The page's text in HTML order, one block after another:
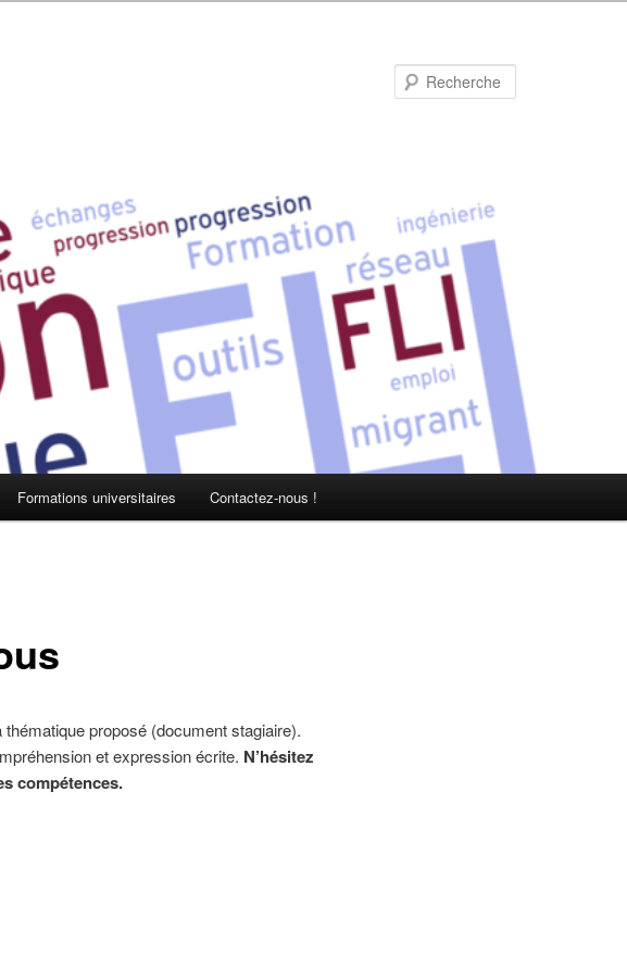
Formations universitaires Contactez-nous !
proposé (document stagiaire).
et expression écrite. N’hésitez
compétences.